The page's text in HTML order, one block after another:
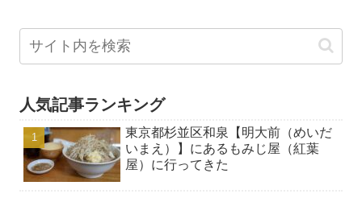
人気記事ランキング
東京都杉並区和泉【明大前（めいだ
いまえ）】にあるもみじ屋（紅葉
屋）に行ってきた